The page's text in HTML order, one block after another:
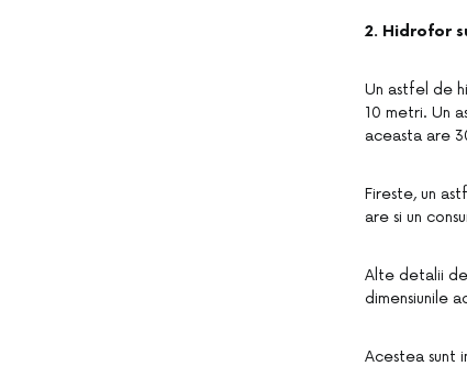
2. Hidrofor
Un astfel de
10 metri. Un
aceasta are
Fireste, un
are si un
Alte detalii
dimensiunile
Acestea sunt